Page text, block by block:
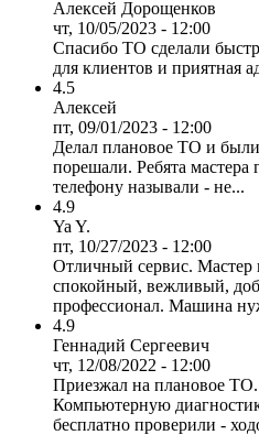
Алексей Дорощенков
чт, 10/05/2023 - 12:00
Спасибо ТО сделали
для клиентов и приятная
4.5
Алексей
пт, 09/01/2023 - 12:00
Делал плановое ТО и
порешали. Ребята
телефону называли - не...
4.9
Ya Y.
пт, 10/27/2023 - 12:00
Отличный сервис.
спокойный, вежливый,
профессионал. Машина
4.9
Геннадий Сергеевич
чт, 12/08/2022 - 12:00
Приезжал на плановое
Компьютерную
бесплатно проверили -